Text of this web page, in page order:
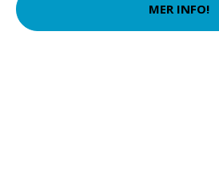
MER INFO!